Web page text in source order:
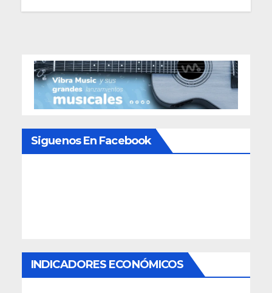
de
Siguenos En Facebook
INDICADORES ECONÓMICOS